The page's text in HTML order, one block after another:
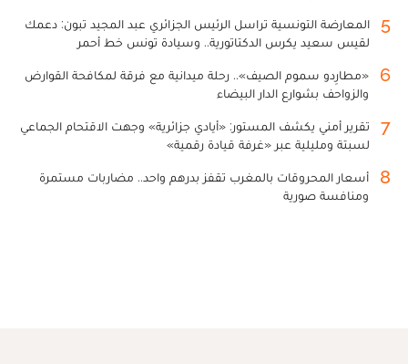
5
المعارضة التونسية تراسل الرئيس الجزائري عبد المجيد تبون: دعمك
لقيس سعيد يكرس الدكتاتورية.. وسيادة تونس خط أحمر
6
«مطارِدو سموم الصيف».. رحلة ميدانية مع فرقة لمكافحة القوارض
والزواحف بشوارع الدار البيضاء
7
تقرير أمني يكشف المستور: «أيادي جزائرية» وجهت الاقتحام الجماعي
لسبتة ومليلية عبر «غرفة قيادة رقمية»
8
أسعار المحروقات بالمغرب تقفز بدرهم واحد.. مضاربات مستمرة
ومنافسة صورية